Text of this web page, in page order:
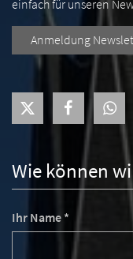
Wie können
Ihr Name *
einfach für unseren
Anmeldung